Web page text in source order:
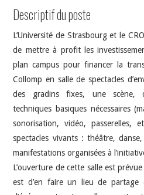
Descriptif du poste
L’Université de Strasbourg et le
de mettre à profit les
plan campus pour financer la
Collomp en salle de spectacles
des gradins fixes, une scène,
techniques basiques nécessaires
sonorisation, vidéo, passerelles,
spectacles vivants : théâtre,
manifestations organisées à
L’ouverture de cette salle est
est d’en faire un lieu de